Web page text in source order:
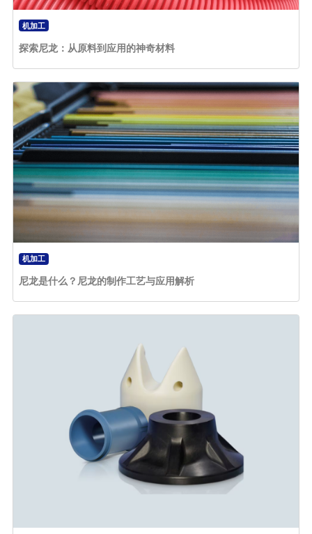
机加工
探索尼龙：从原料到应用的神奇材料
机加工
尼龙是什么？尼龙的制作工艺与应用解析